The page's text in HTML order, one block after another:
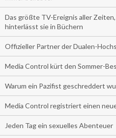
Das größte TV-Ereignis aller
hinterlässt sie in Büchern
Offizieller Partner der Dualen-
Media Control kürt den Sommer-
Warum ein Pazifist geschreddert
Media Control registriert einen
Jeden Tag ein sexuelles Abenteuer